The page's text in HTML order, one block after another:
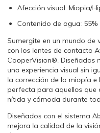
Afección visual: Miopia/
Contenido de agua: 55%
Sumergite en un mundo de
con los lentes de contacto
CooperVision®. Diseñados
una experiencia visual sin
la corrección de la miopía e
perfecta para aquellos que
nítida y cómoda durante
Diseñados con el sistema
mejora la calidad de la